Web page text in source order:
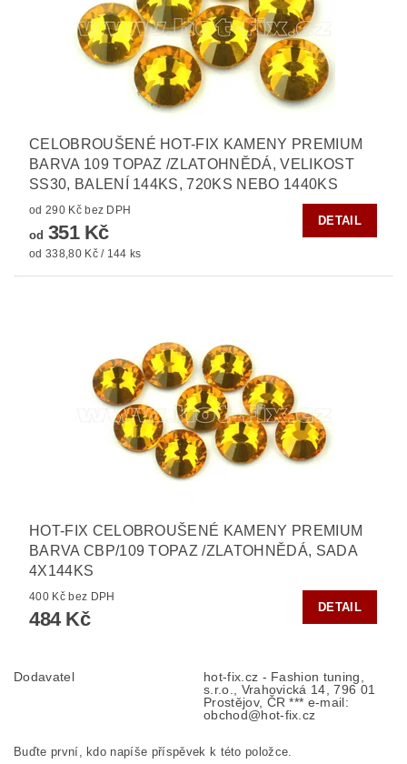
CELOBROUŠENÉ HOT-FIX KAMENY PREMIUM
BARVA 109 TOPAZ /ZLATOHNĚDÁ, VELIKOST
SS30, BALENÍ 144KS, 720KS NEBO 1440KS
od 290 Kč bez DPH
od 351 Kč
od 338,80 Kč / 144 ks
DETAIL
HOT-FIX CELOBROUŠENÉ KAMENY PREMIUM
BARVA CBP/109 TOPAZ /ZLATOHNĚDÁ, SADA
4X144KS
400 Kč bez DPH
484 Kč
DETAIL
Dodavatel
hot-fix.cz - Fashion tuning,
s.r.o., Vrahovická 14, 796 01
Prostějov, ČR *** e-mail:
obchod@hot-fix.cz
Buďte první, kdo napíše příspěvek k této položce.